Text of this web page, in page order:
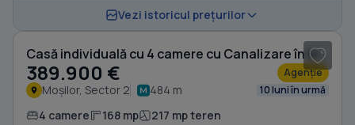
Vezi istoricul prețurilor
Casă individuală cu 4 camere cu Canalizare în Moșilor
389.900 € Agenție
Moșilor, Sector 2 484 m 10 luni în urmă
4 camere 168 mp 217 mp teren